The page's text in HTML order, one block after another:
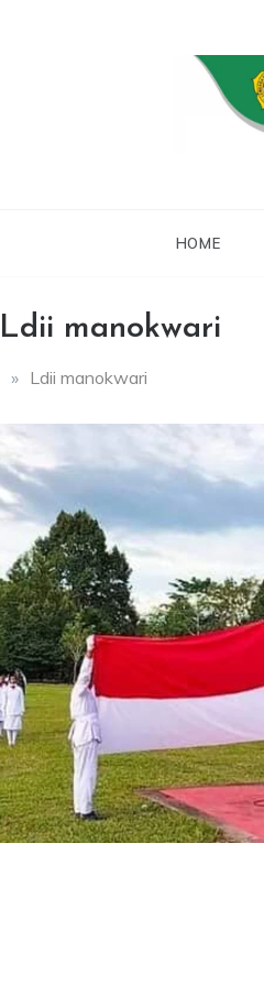
HOME
Ldii manokwari
» Ldii manokwari